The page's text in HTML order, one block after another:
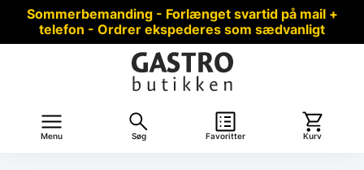
Sommerbemanding - Forlænget svartid på mail +
telefon - Ordrer ekspederes som sædvanligt
Menu Søg Favoritter Kurv